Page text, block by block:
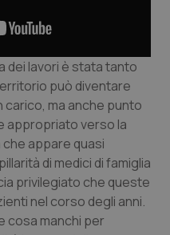
neurodegenerative
dei lavori è stata tanto
può diventare
ma anche punto
appropriato verso la
che appare quasi
di medici di famiglia
privilegiato che queste
nel corso degli anni.
cosa manchi per